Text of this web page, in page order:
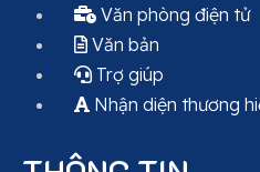
Văn phòng điện tử
Văn bản
Trợ giúp
Nhận diện thương